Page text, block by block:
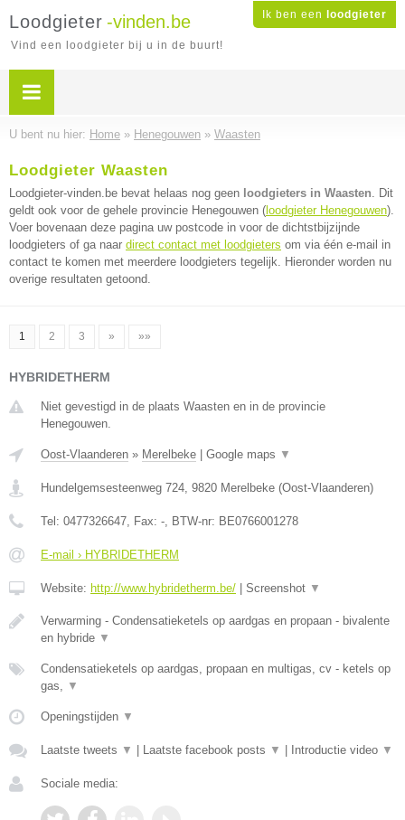
Ik ben een loodgieter
Loodgieter -vinden.be
Vind een loodgieter bij u in de buurt!
U bent nu hier: Home » Henegouwen » Waasten
Loodgieter Waasten
Loodgieter-vinden.be bevat helaas nog geen loodgieters in Waasten. Dit
geldt ook voor de gehele provincie Henegouwen ( loodgieter Henegouwen).
Voer bovenaan deze pagina uw postcode in voor de dichtstbijzijnde
loodgieters of ga naar direct contact met loodgieters om via één e-mail in
contact te komen met meerdere loodgieters tegelijk. Hieronder worden nu
overige resultaten getoond.
1 2 3 » »»
HYBRIDETHERM
Niet gevestigd in de plaats Waasten en in de provincie
Henegouwen.
Oost-Vlaanderen » Merelbeke Google maps ▼
Hundelgemsesteenweg 724, 9820 Merelbeke (Oost-Vlaanderen)
Tel: 0477326647, Fax: -, BTW-nr: BE0766001278
E-mail › HYBRIDETHERM
Website: http://www.hybridetherm.be/ Screenshot ▼
Verwarming - Condensatieketels op aardgas en propaan - bivalente
en hybride ▼
Condensatieketels op aardgas, propaan en multigas, cv - ketels op
gas, ▼
Openingstijden ▼
Laatste tweets ▼ Laatste facebook posts ▼ Introductie video ▼
Sociale media: